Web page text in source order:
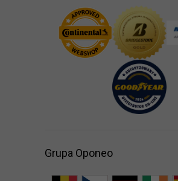
Grupa Oponeo